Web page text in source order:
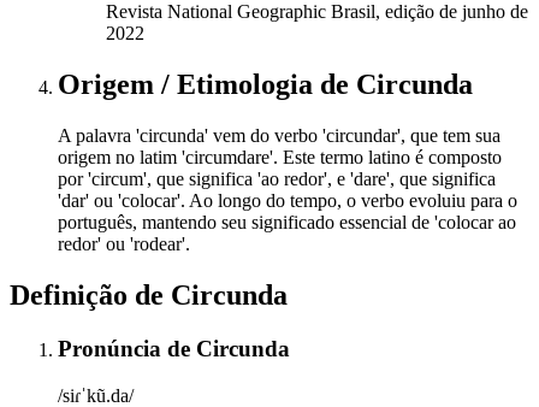
Revista National Geographic Brasil, edição de junho de
2022
Origem / Etimologia de Circunda
A palavra 'circunda' vem do verbo 'circundar', que tem sua
origem no latim 'circumdare'. Este termo latino é composto
por 'circum', que significa 'ao redor', e 'dare', que significa
'dar' ou 'colocar'. Ao longo do tempo, o verbo evoluiu para o
português, mantendo seu significado essencial de 'colocar ao
redor' ou 'rodear'.
Definição de Circunda
Pronúncia de Circunda
/siɾˈkũ.da/